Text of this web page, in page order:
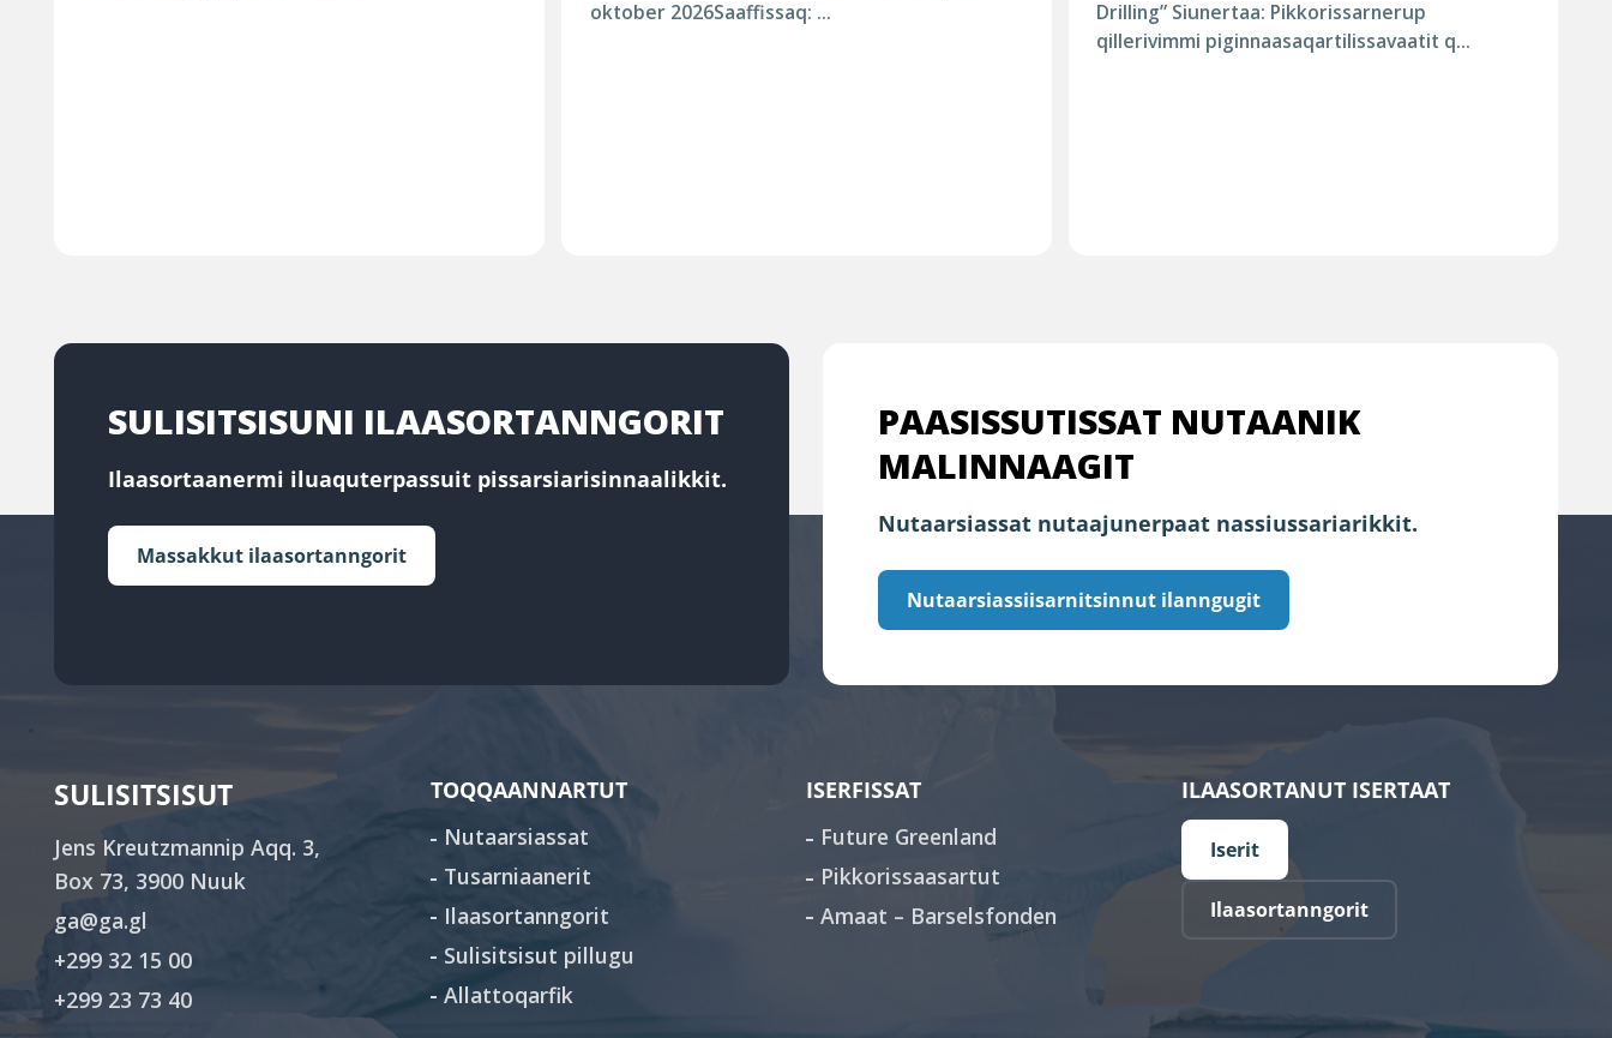
oktober 2026Saaffissaq: ...
Drilling” Siunertaa: Pikkorissarnerup
qillerivimmi piginnaasaqartilissavaatit q...
SULISITSISUNI ILAASORTANNGORIT
Ilaasortaanermi iluaquterpassuit pissarsiarisinnaalikkit.
Massakkut ilaasortanngorit
PAASISSUTISSAT NUTAANIK
MALINNAAGIT
Nutaarsiassat nutaajunerpaat nassiussariarikkit.
Nutaarsiassiisarnitsinnut ilanngugit
SULISITSISUT
Jens Kreutzmannip Aqq. 3,
Box 73, 3900 Nuuk
ga@ga.gl
+299 32 15 00
+299 23 73 40
TOQQAANNARTUT
Nutaarsiassat
Tusarniaanerit
Ilaasortanngorit
Sulisitsisut pillugu
Allattoqarfik
ISERFISSAT
Future Greenland
Pikkorissaasartut
Amaat – Barselsfonden
ILAASORTANUT ISERTAAT
Iserit
Ilaasortanngorit